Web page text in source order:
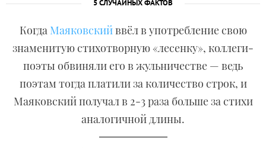
5 СЛУЧАЙНЫХ ФАКТОВ
Когда Маяковскийввёл в употребление свою
знаменитую стихотворную «лесенку», коллеги-
поэты обвиняли его в жульничестве — ведь
поэтам тогда платили за количество строк, и
Маяковский получал в 2-3 раза больше за стихи
аналогичной длины.